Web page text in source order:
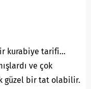
kurabiye tarifi…
ve çok
güzel bir tat olabilir.